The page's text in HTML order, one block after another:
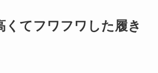
くてフワフワした履き